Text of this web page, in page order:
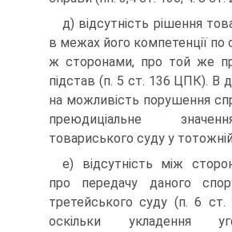
д) відсутність рішення
в межах його компетенції по
ж сторонами, про той же
підстав (п. 5 ст. 136 ЦПК). В
на можливість порушення
преюдиціальне
товариського суду у
е) відсутність між
про передачу даного
третейського суду (п. 6
оскільки укладення